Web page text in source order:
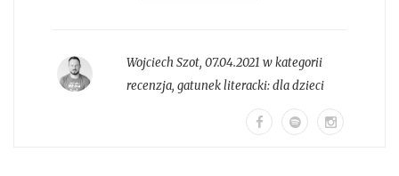
Wojciech Szot, 07.04.2021 w kategorii
recenzja, gatunek literacki:dla dzieci